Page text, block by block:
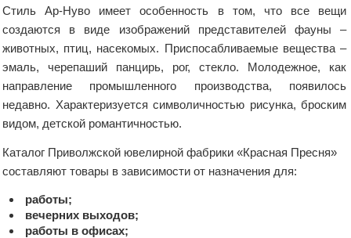
Стиль Ар-Нуво имеет особенность в том, что все вещи
создаются в виде изображений представителей фауны –
животных, птиц, насекомых. Приспосабливаемые вещества –
эмаль, черепаший панцирь, рог, стекло. Молодежное, как
направление промышленного производства, появилось
недавно. Характеризуется символичностью рисунка, броским
видом, детской романтичностью.
Каталог Приволжской ювелирной фабрики «Красная Пресня»
составляют товары в зависимости от назначения для:
работы;
вечерних выходов;
работы в офисах;